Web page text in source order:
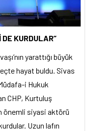
DE KURDULAR”
yarattığı büyük
hayat buldu. Sivas
i Hukuk
CHP, Kurtuluş
önemli siyasi aktörü
Uzun lafın